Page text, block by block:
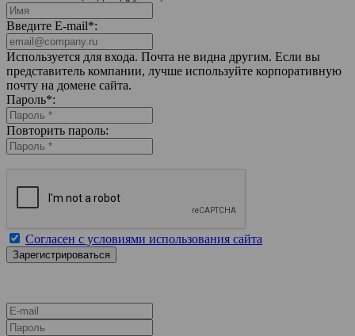
Введите E-mail*:
Используется для входа. Почта не видна другим. Если вы
представитель компании, лучше используйте корпоративную
почту на домене сайта.
Пароль*:
Повторить пароль:
Согласен с условиями использования сайта
E-mail
Пароль